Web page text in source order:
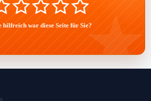
hilfreich war diese Seite für Sie?